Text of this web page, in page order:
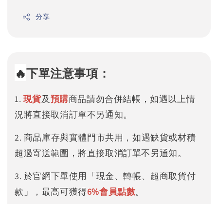
分享
🔥下單注意事項：
1. 現貨及預購商品請勿合併結帳，如遇以上情
況將直接取消訂單不另通知。
2. 商品庫存與實體門市共用，如遇缺貨或材積
超過寄送範圍，將直接取消訂單不另通知。
3. 於官網下單使用「現金、轉帳、超商取貨付
款」，最高可獲得6%會員點數。